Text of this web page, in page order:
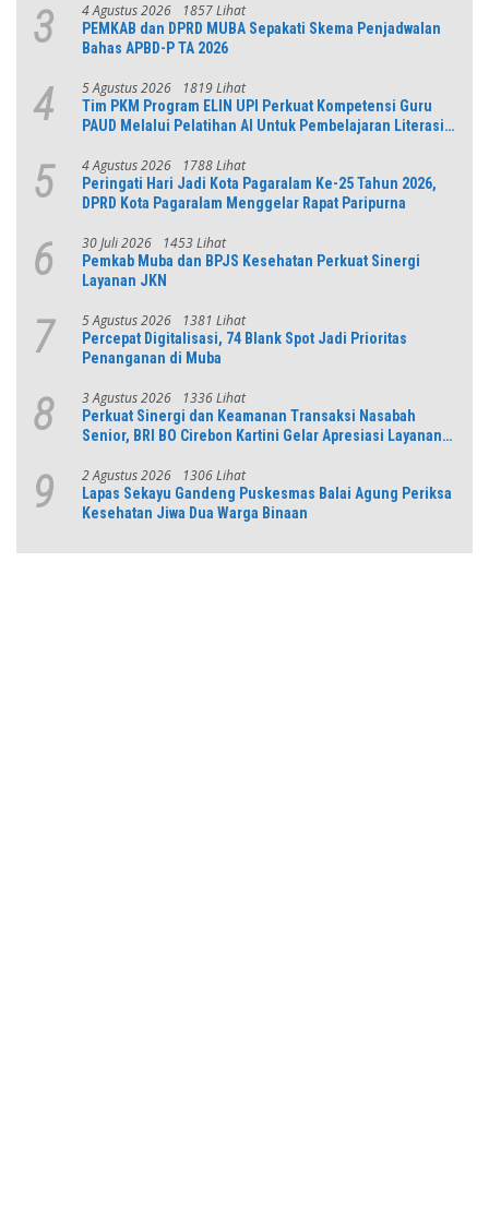
3 4 Agustus 2026 1857 Lihat
PEMKAB dan DPRD MUBA Sepakati Skema Penjadwalan
Bahas APBD-P TA 2026
4 5 Agustus 2026 1819 Lihat
Tim PKM Program ELIN UPI Perkuat Kompetensi Guru
PAUD Melalui Pelatihan AI Untuk Pembelajaran Literasi
5 4 Agustus 2026 1788 Lihat
Peringati Hari Jadi Kota Pagaralam Ke-25 Tahun 2026,
DPRD Kota Pagaralam Menggelar Rapat Paripurna
6 30 Juli 2026 1453 Lihat
Pemkab Muba dan BPJS Kesehatan Perkuat Sinergi
Layanan JKN
7 5 Agustus 2026 1381 Lihat
Percepat Digitalisasi, 74 Blank Spot Jadi Prioritas
Penanganan di Muba
8 3 Agustus 2026 1336 Lihat
Perkuat Sinergi dan Keamanan Transaksi Nasabah
Senior, BRI BO Cirebon Kartini Gelar Apresiasi Layanan
9 2 Agustus 2026 1306 Lihat
Lapas Sekayu Gandeng Puskesmas Balai Agung Periksa
Kesehatan Jiwa Dua Warga Binaan